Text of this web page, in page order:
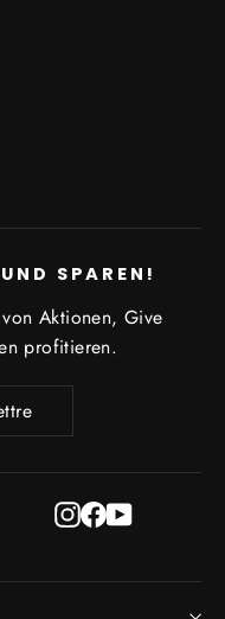
SPAREN!
Aktionen, Give
profitieren.
Instagram
Facebook
YouTube